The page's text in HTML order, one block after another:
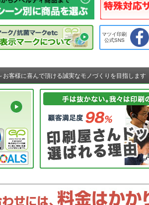
マツイ印刷
公式SNS
お客様に喜んで頂ける誠実なモノづくりを目指します